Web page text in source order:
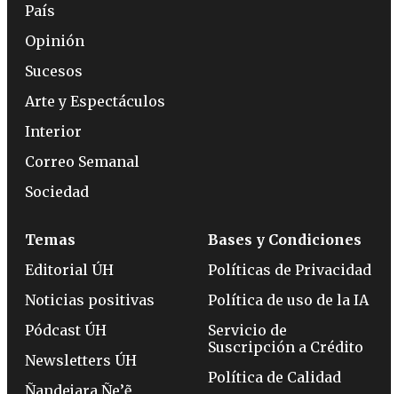
País
Opinión
Sucesos
Arte y Espectáculos
Interior
Correo Semanal
Sociedad
Temas
Editorial ÚH
Noticias positivas
Pódcast ÚH
Newsletters ÚH
Ñandejara Ñe’ẽ
Bases y Condiciones
Políticas de Privacidad
Política de uso de la IA
Servicio de
Suscripción a Crédito
Política de Calidad